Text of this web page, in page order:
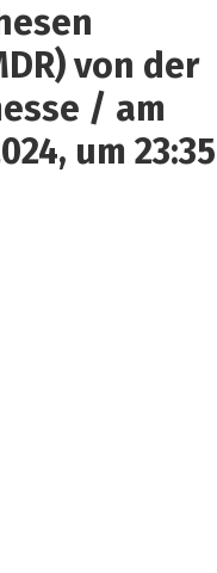
von der
/ am
um 23:35